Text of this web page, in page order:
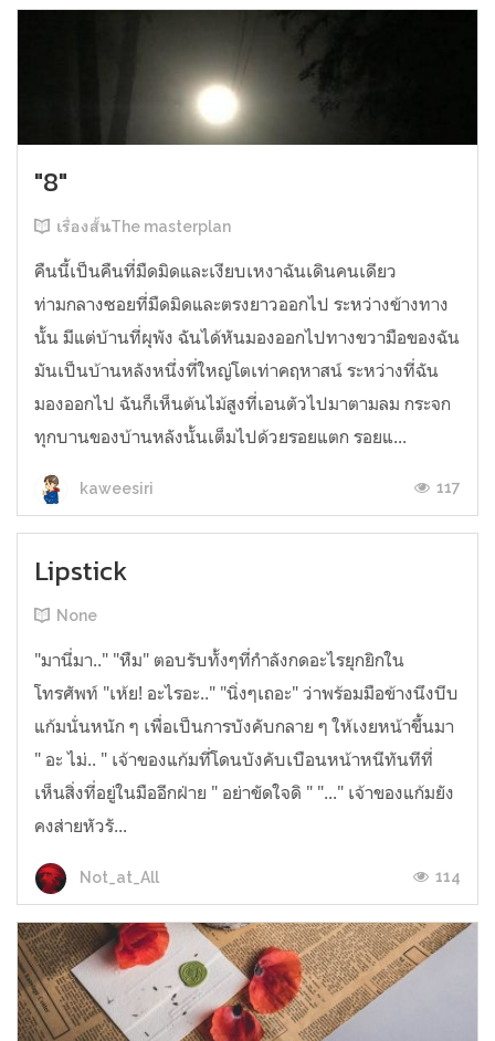
"8"
เรื่องสั้นThe masterplan
คืนนี้เป็นคืนที่มืดมิดและเงียบเหงาฉันเดินคนเดียว
ท่ามกลางซอยที่มืดมิดและตรงยาวออกไป ระหว่างข้างทาง
นั้น มีแต่บ้านที่ผุพัง ฉันได้หันมองออกไปทางขวามือของฉัน
มันเป็นบ้านหลังหนึ่งที่ใหญ่โตเท่าคฤหาสน์ ระหว่างที่ฉัน
มองออกไป ฉันก็เห็นต้นไม้สูงที่เอนตัวไปมาตามลม กระจก
ทุกบานของบ้านหลังนั้นเต็มไปด้วยรอยแตก รอยแ...
kaweesiri 117
Lipstick
None
"มานี่มา.." "หืม" ตอบรับทั้งๆที่กำลังกดอะไรยุกยิกใน
โทรศัพท์ "เห้ย! อะไรอะ.." "นิ่งๆเถอะ" ว่าพร้อมมือข้างนึงบีบ
แก้มนั่นหนัก ๆ เพื่อเป็นการบังคับกลาย ๆ ให้เงยหน้าขึ้นมา
" อะ ไม่.. " เจ้าของแก้มที่โดนบังคับเบือนหน้าหนีทันทีที่
เห็นสิ่งที่อยู่ในมืออีกฝ่าย " อย่าขัดใจดิ " "..." เจ้าของแก้มยัง
คงส่ายหัวรั...
Not_at_All 114